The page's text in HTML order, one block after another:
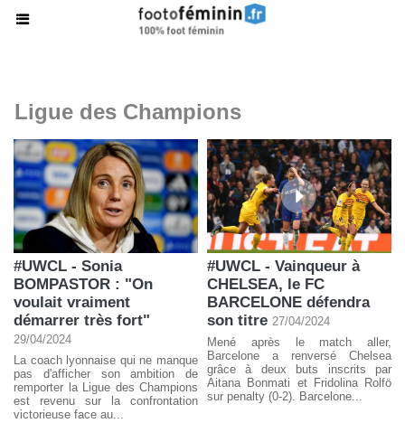
Ligue des Champions
#UWCL - Sonia
BOMPASTOR : "On
voulait vraiment
démarrer très fort"
29/04/2024
La coach lyonnaise qui ne manque
pas d'afficher son ambition de
remporter la Ligue des Champions
est revenu sur la confrontation
victorieuse face au...
#UWCL - Vainqueur à
CHELSEA, le FC
BARCELONE défendra
son titre 27/04/2024
Mené après le match aller,
Barcelone a renversé Chelsea
grâce à deux buts inscrits par
Aitana Bonmati et Fridolina Rolfö
sur penalty (0-2). Barcelone...